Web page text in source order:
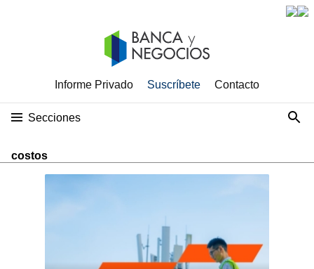
Informe Privado Suscríbete Contacto
Secciones
costos